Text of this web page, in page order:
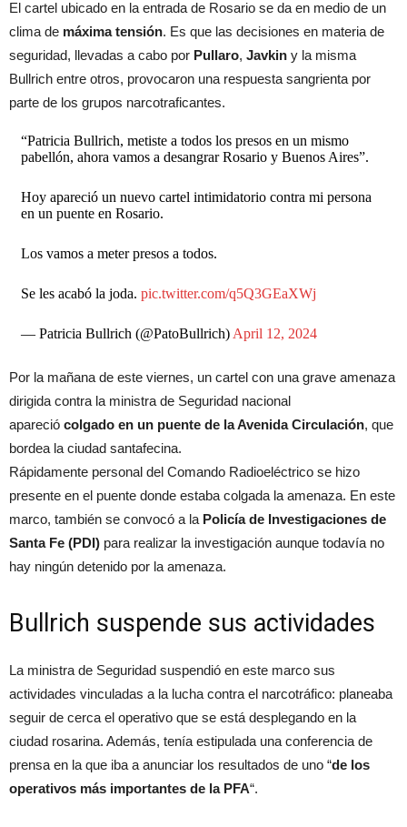
El cartel ubicado en la entrada de Rosario se da en medio de un
clima de máxima tensión. Es que las decisiones en materia de
seguridad, llevadas a cabo por Pullaro, Javkin y la misma
Bullrich entre otros, provocaron una respuesta sangrienta por
parte de los grupos narcotraficantes.
“Patricia Bullrich, metiste a todos los presos en un mismo
pabellón, ahora vamos a desangrar Rosario y Buenos Aires”.
Hoy apareció un nuevo cartel intimidatorio contra mi persona
en un puente en Rosario.
Los vamos a meter presos a todos.
Se les acabó la joda. pic.twitter.com/q5Q3GEaXWj
— Patricia Bullrich (@PatoBullrich) April 12, 2024
Por la mañana de este viernes, un cartel con una grave amenaza
dirigida contra la ministra de Seguridad nacional
apareció colgado en un puente de la Avenida Circulación, que
bordea la ciudad santafecina.
Rápidamente personal del Comando Radioeléctrico se hizo
presente en el puente donde estaba colgada la amenaza. En este
marco, también se convocó a la Policía de Investigaciones de
Santa Fe (PDI) para realizar la investigación aunque todavía no
hay ningún detenido por la amenaza.
Bullrich suspende sus actividades
La ministra de Seguridad suspendió en este marco sus
actividades vinculadas a la lucha contra el narcotráfico: planeaba
seguir de cerca el operativo que se está desplegando en la
ciudad rosarina. Además, tenía estipulada una conferencia de
prensa en la que iba a anunciar los resultados de uno “de los
operativos más importantes de la PFA“.